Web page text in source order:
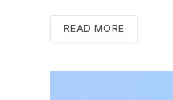
READ MORE